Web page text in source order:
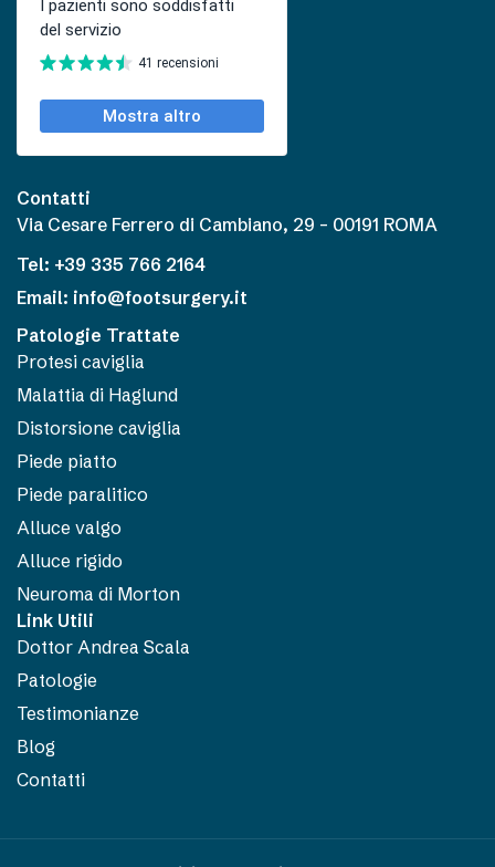
Contatti
Via Cesare Ferrero di Cambiano, 29 – 00191 ROMA
Tel: +39 335 766 2164
Email: info@footsurgery.it
Patologie Trattate
Protesi caviglia
Malattia di Haglund
Distorsione caviglia
Piede piatto
Piede paralitico
Alluce valgo
Alluce rigido
Neuroma di Morton
Link Utili
Dottor Andrea Scala
Patologie
Testimonianze
Blog
Contatti